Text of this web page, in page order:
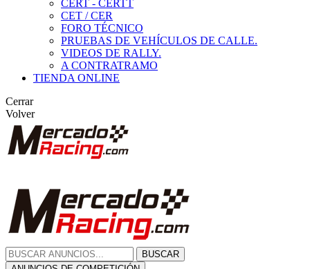
CERT - CERTT
CET / CER
FORO TÉCNICO
PRUEBAS DE VEHÍCULOS DE CALLE.
VIDEOS DE RALLY.
A CONTRATRAMO
TIENDA ONLINE
Cerrar
Volver
BUSCAR
ANUNCIOS DE COMPETICIÓN